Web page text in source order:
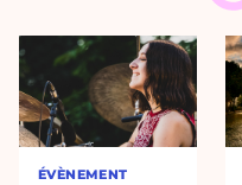
ÉVÈNEMENT